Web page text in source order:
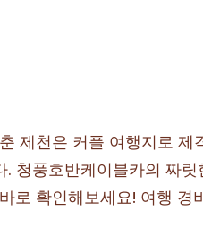
제천은 커플 여행지로
청풍호반케이블카의 짜
로 확인해보세요! 여행